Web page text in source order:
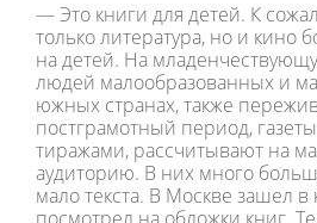
— Это книги для детей. К
только литература, но и кино
на детей. На
людей малообразованных и
южных странах, также
постграмотный период,
тиражами, рассчитывают на
аудиторию. В них много
мало текста. В Москве зашел